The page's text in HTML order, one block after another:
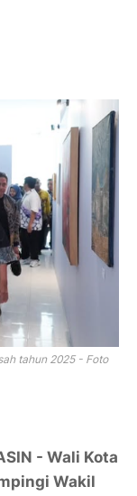
tahun 2025 - Foto
- Wali Kota
Wakil